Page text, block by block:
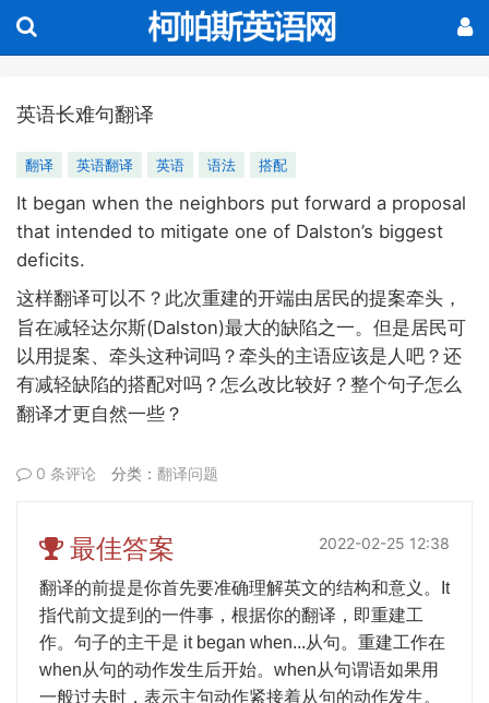
英语长难句翻译
翻译 英语翻译 英语 语法 搭配
It began when the neighbors put forward a proposal
that intended to mitigate one of Dalston’s biggest
deficits.
这样翻译可以不？ 此次重建的开端由居民的提案牵头，
旨在减轻达尔斯(Dalston)最大的缺陷之一。但是居民可
以用提案、牵头这种词吗？牵头的主语应该是人吧？还
有减轻缺陷的搭配对吗？怎么改比较好？整个句子怎么
翻译才更自然一些？
0 条评论 分类： 翻译问题
最佳答案 2022-02-25 12:38
翻译的前提是你首先要准确理解英文的结构和意义。
It
指代前文提到的一件事，根据你的翻译，即重建工
作。句子的主干是 it began when...从句。重建工作在
when从句的动作发生后开始。 when从句谓语如果用
一般过去时，表示主句动作紧接着从句的动作发生。